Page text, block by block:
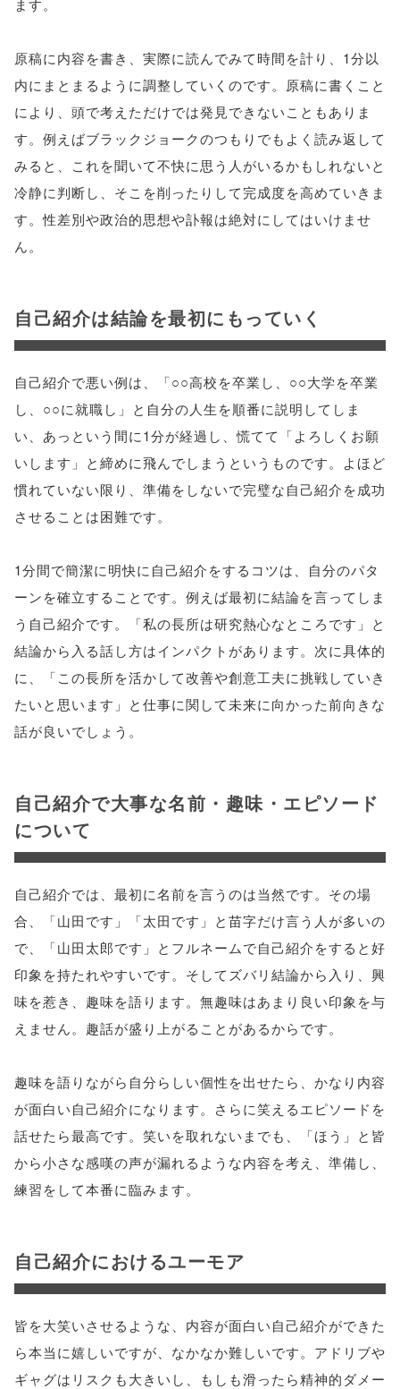
ます。
原稿に内容を書き、実際に読んでみて時間を計り、1分以
内にまとまるように調整していくのです。原稿に書くこと
により、頭で考えただけでは発見できないこともありま
す。例えばブラックジョークのつもりでもよく読み返して
みると、これを聞いて不快に思う人がいるかもしれないと
冷静に判断し、そこを削ったりして完成度を高めていきま
す。性差別や政治的思想や訃報は絶対にしてはいけませ
ん。
自己紹介は結論を最初にもっていく
自己紹介で悪い例は、「○○高校を卒業し、○○大学を卒業
し、○○に就職し」と自分の人生を順番に説明してしま
い、あっという間に1分が経過し、慌てて「よろしくお願
いします」と締めに飛んでしまうというものです。よほど
慣れていない限り、準備をしないで完璧な自己紹介を成功
させることは困難です。
1分間で簡潔に明快に自己紹介をするコツは、自分のパタ
ーンを確立することです。例えば最初に結論を言ってしま
う自己紹介です。「私の長所は研究熱心なところです」と
結論から入る話し方はインパクトがあります。次に具体的
に、「この長所を活かして改善や創意工夫に挑戦していき
たいと思います」と仕事に関して未来に向かった前向きな
話が良いでしょう。
自己紹介で大事な名前・趣味・エピソード
について
自己紹介では、最初に名前を言うのは当然です。その場
合、「山田です」「太田です」と苗字だけ言う人が多いの
で、「山田太郎です」とフルネームで自己紹介をすると好
印象を持たれやすいです。そしてズバリ結論から入り、興
味を惹き、趣味を語ります。無趣味はあまり良い印象を与
えません。趣話が盛り上がることがあるからです。
趣味を語りながら自分らしい個性を出せたら、かなり内容
が面白い自己紹介になります。さらに笑えるエピソードを
話せたら最高です。笑いを取れないまでも、「ほう」と皆
から小さな感嘆の声が漏れるような内容を考え、準備し、
練習をして本番に臨みます。
自己紹介におけるユーモア
皆を大笑いさせるような、内容が面白い自己紹介ができた
ら本当に嬉しいですが、なかなか難しいです。アドリブや
ギャグはリスクも大きいし、もしも滑ったら精神的ダメー